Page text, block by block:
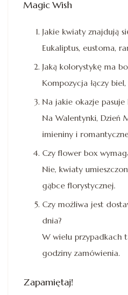
Magic Wish
Jakie kwiaty znajdują
Eukaliptus, eustoma,
Jaką kolorystykę ma
Kompozycja łączy
Na jakie okazje
Na Walentynki, Dzień
imieniny i
Czy flower box
Nie, kwiaty
gąbce florystycznej.
Czy możliwa jest
dnia?
W wielu przypadkach
godziny zamówienia.
Zapamiętaj!